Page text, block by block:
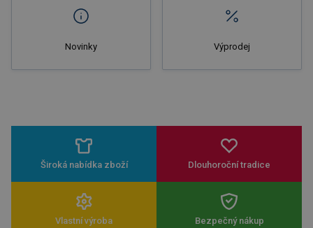
Novinky Výprodej
Široká nabídka zboží Dlouhoroční tradice
Vlastní výroba Bezpečný nákup